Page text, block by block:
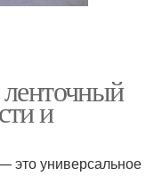
и
это универсальное